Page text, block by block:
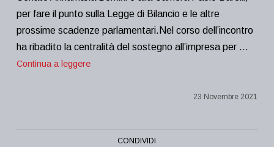
per fare il punto sulla Legge di Bilancio e le altre
prossime scadenze parlamentari.Nel corso dell’incontro
ha ribadito la centralità del sostegno all’impresa per …
Continua a leggere
23 Novembre 2021
CONDIVIDI